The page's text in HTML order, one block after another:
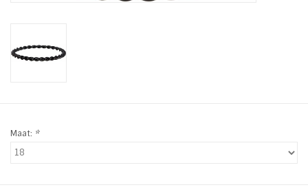
Zonnebrillen
ON THE BEACH
Maat: *